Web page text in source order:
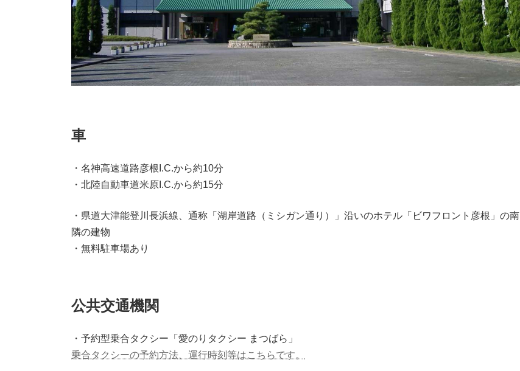
車
・名神高速道路彦根I.C.から約10分
・北陸自動車道米原I.C.から約15分
・県道大津能登川長浜線、通称「湖岸道路（ミシガン通り）」沿いのホテル「ビワフロント彦根」の南
隣の建物
・無料駐車場あり
公共交通機関
・予約型乗合タクシー「愛のりタクシー まつばら」
乗合タクシーの予約方法、運行時刻等はこちらです。